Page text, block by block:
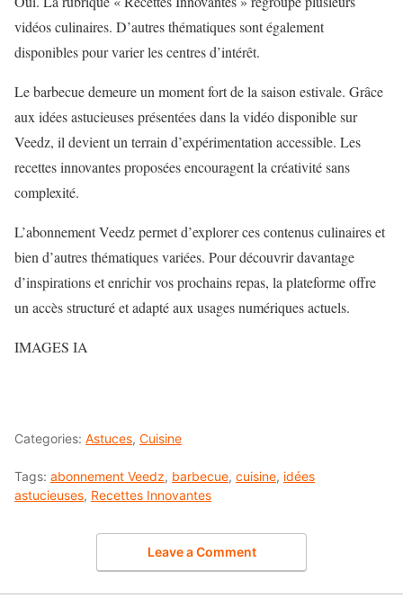
vidéos culinaires. D’autres thématiques sont également
disponibles pour varier les centres d’intérêt.
Le barbecue demeure un moment fort de la saison estivale. Grâce
aux idées astucieuses présentées dans la vidéo disponible sur
Veedz, il devient un terrain d’expérimentation accessible. Les
recettes innovantes proposées encouragent la créativité sans
complexité.
L’abonnement Veedz permet d’explorer ces contenus culinaires et
bien d’autres thématiques variées. Pour découvrir davantage
d’inspirations et enrichir vos prochains repas, la plateforme offre
un accès structuré et adapté aux usages numériques actuels.
IMAGES IA
Categories: Astuces, Cuisine
Tags: abonnement Veedz, barbecue, cuisine, idées
astucieuses, Recettes Innovantes
Leave a Comment